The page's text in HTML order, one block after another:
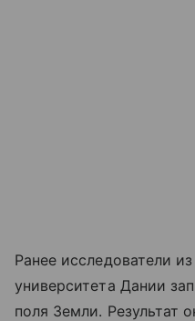
Ранее исследователи
университета Дании
поля Земли. Результат